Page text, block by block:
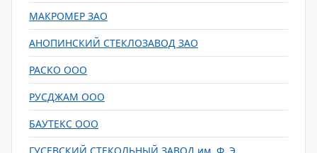
МАКРОМЕР ЗАО
АНОПИНСКИЙ СТЕКЛОЗАВОД ЗАО
РАСКО ООО
РУСДЖАМ ООО
БАУТЕКС ООО